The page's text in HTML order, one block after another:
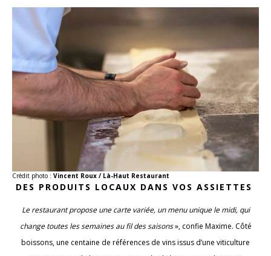
Crédit photo : Vincent Roux / Là-Haut Restaurant
DES PRODUITS LOCAUX DANS VOS ASSIETTES
Le restaurant propose une carte variée, un menu unique le midi, qui
change toutes les semaines au fil des saisons», confie Maxime. Côté
boissons, une centaine de références de vins issus d’une viticulture